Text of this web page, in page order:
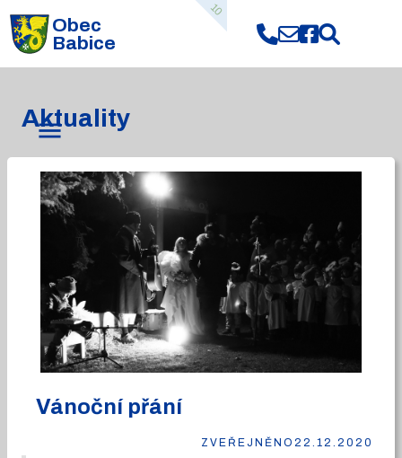
Obec
Babice
10
Aktuality
Vánoční přání
ZVEŘEJNĚNO 22.12.2020